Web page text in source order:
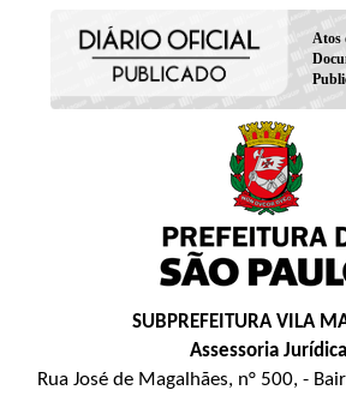
Atos
SUBPREFEITURA VILA
Assessoria Jurídica
Rua José de Magalhães, n° 500, -